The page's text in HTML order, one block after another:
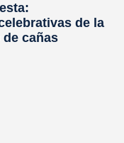
de la
cañas